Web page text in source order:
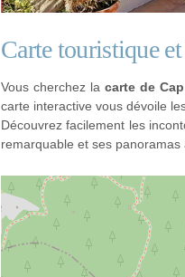
Carte touristique
Vous cherchez la carte de
carte interactive vous dévoile
Découvrez facilement les
remarquable et ses